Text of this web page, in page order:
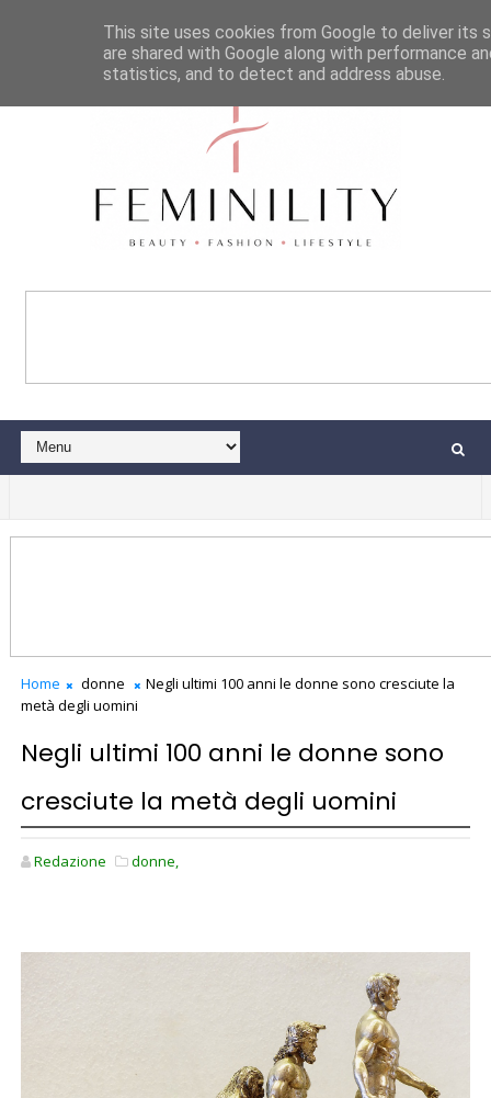
Home donne
Negli ultimi 100 anni le donne sono cresciute la
metà degli uomini
Negli ultimi 100 anni le donne sono
cresciute la metà degli uomini
Redazione donne,
This site uses cookies from Google to deliver its
are shared with Google along with performance
statistics, and to detect and address abuse.